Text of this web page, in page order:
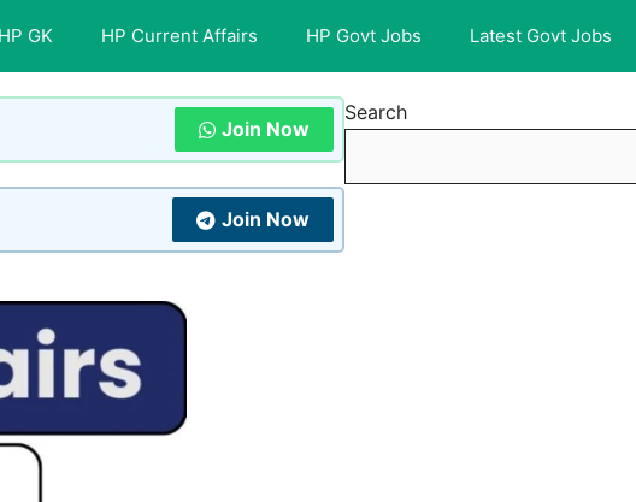
HP GK HP Current Affairs HP Govt Jobs Latest Govt Jobs
Join Now
Join Now
Search